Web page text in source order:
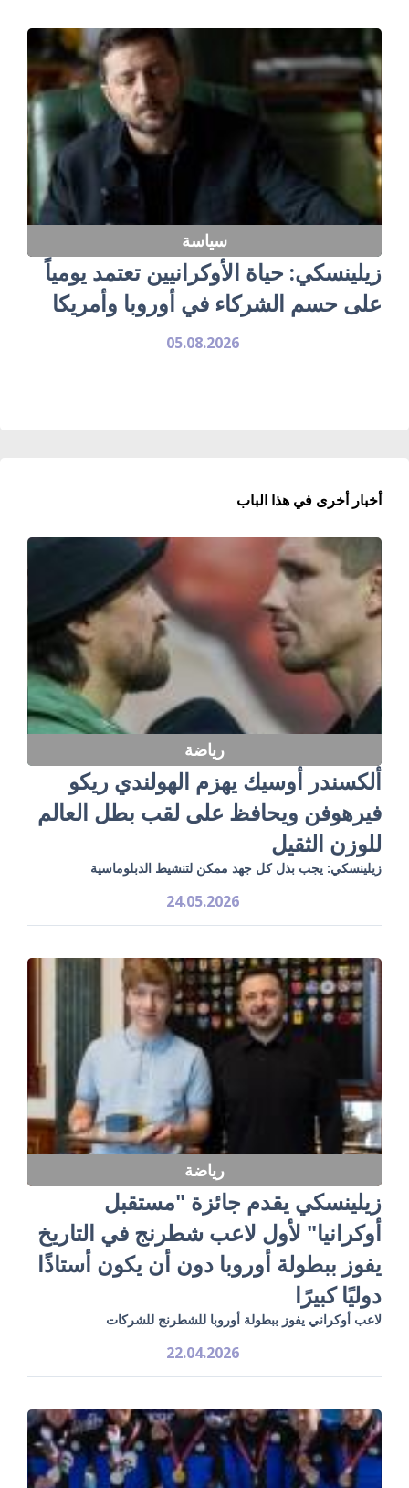
سياسة
زيلينسكي: حياة الأوكرانيين تعتمد يومياً
على حسم الشركاء في أوروبا وأمريكا
05.08.2026
أخبار أخرى في هذا الباب
رياضة
ألكسندر أوسيك يهزم الهولندي ريكو
فيرهوفن ويحافظ على لقب بطل العالم
للوزن الثقيل
زيلينسكي: يجب بذل كل جهد ممكن لتنشيط الدبلوماسية
24.05.2026
رياضة
زيلينسكي يقدم جائزة "مستقبل
أوكرانيا" لأول لاعب شطرنج في التاريخ
يفوز ببطولة أوروبا دون أن يكون أستاذًا
دوليًا كبيرًا
لاعب أوكراني يفوز ببطولة أوروبا للشطرنج للشركات
22.04.2026